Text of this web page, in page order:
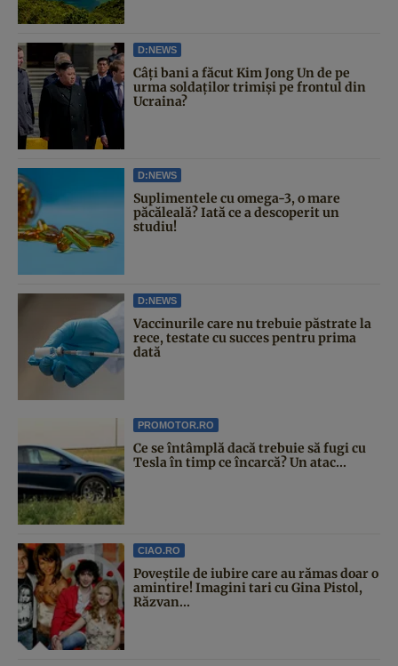
D:NEWS
Câți bani a făcut Kim Jong Un de pe
urma soldaților trimiși pe frontul din
Ucraina?
D:NEWS
Suplimentele cu omega-3, o mare
păcăleală? Iată ce a descoperit un
studiu!
D:NEWS
Vaccinurile care nu trebuie păstrate la
rece, testate cu succes pentru prima
dată
PROMOTOR.RO
Ce se întâmplă dacă trebuie să fugi cu
Tesla în timp ce încarcă? Un atac...
CIAO.RO
Poveştile de iubire care au rămas doar o
amintire! Imagini tari cu Gina Pistol,
Răzvan...